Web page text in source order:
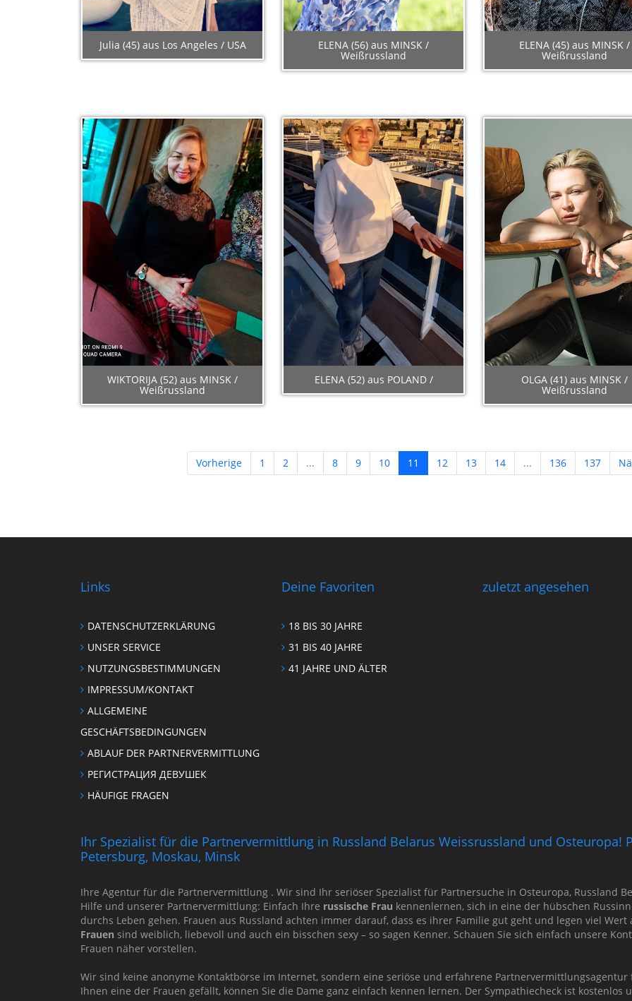
Julia (45) aus Los Angeles / USA ELENA (56) aus MINSK /
Weißrussland
ELENA (45) aus MINSK /
Weißrussland
WIKTORIJA (52) aus MINSK /
Weißrussland
ELENA (52) aus POLAND / OLGA (41) aus MINSK /
Weißrussland
Vorherige 1 2 ... 8 9 10 11 12 13 14 ... 136 137
Links
DATENSCHUTZERKLÄRUNG
UNSER SERVICE
NUTZUNGSBESTIMMUNGEN
IMPRESSUM/KONTAKT
ALLGEMEINE
GESCHÄFTSBEDINGUNGEN
ABLAUF DER PARTNERVERMITTLUNG
РЕГИСТРАЦИЯ ДЕВУШЕК
HÄUFIGE FRAGEN
Deine Favoriten
18 BIS 30 JAHRE
31 BIS 40 JAHRE
41 JAHRE UND ÄLTER
zuletzt angesehen
Ihr Spezialist für die Partnervermittlung in Russland Belarus Weissrussland und Osteuropa!
Petersburg, Moskau, Minsk
Ihre Agentur für die Partnervermittlung . Wir sind Ihr seriöser Spezialist für Partnersuche in Osteuropa, Russland
Hilfe und unserer Partnervermittlung: Einfach Ihre russische Frau kennenlernen, sich in eine der hübschen
durchs Leben gehen. Frauen aus Russland achten immer darauf, dass es ihrer Familie gut geht und legen viel
Frauen sind weiblich, liebevoll und auch ein bisschen sexy – so sagen Kenner. Schauen Sie sich einfach unsere
Frauen näher vorstellen.
Wir sind keine anonyme Kontaktbörse im Internet, sondern eine seriöse und erfahrene
Ihnen eine der Frauen gefällt, können Sie die Dame ganz einfach kennen lernen. Der Sympathiecheck ist